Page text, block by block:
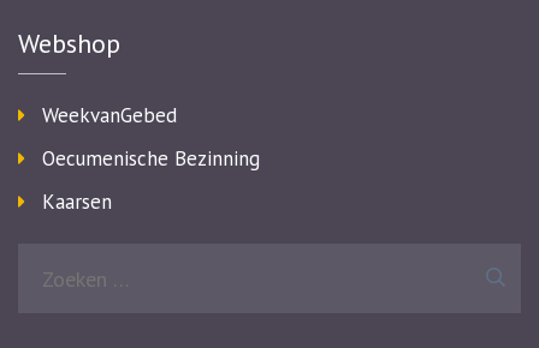
Webshop
WeekvanGebed
Oecumenische Bezinning
Kaarsen